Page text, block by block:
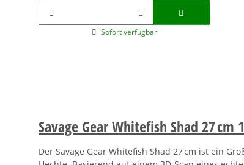
Sofort verfügbar
Savage Gear Whitefish Shad 27 cm
Der Savage Gear Whitefish Shad 27 cm ist ein